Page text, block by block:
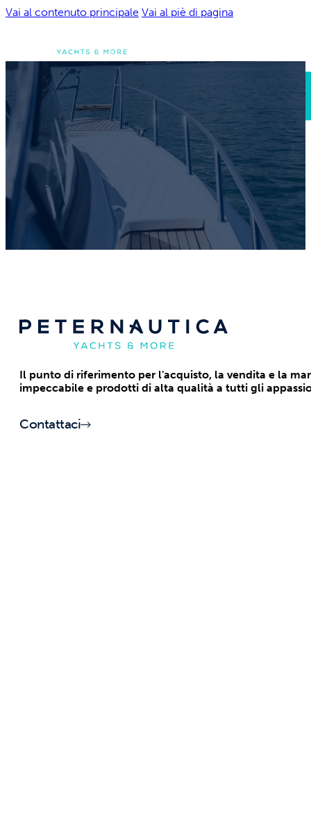
Vai al contenuto principale Vai al piè di pagina
Il punto di riferimento per l'acquisto, la vendita e la
impeccabile e prodotti di alta qualità a tutti gli
Contattaci